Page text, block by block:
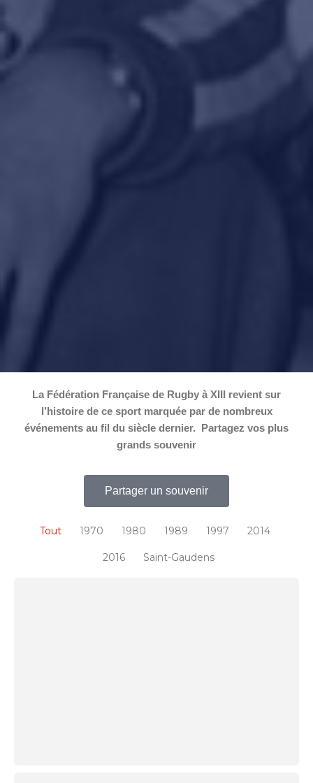
La Fédération Française de Rugby à XIII revient sur
l’histoire de ce sport marquée par de nombreux
événements au fil du siècle dernier. Partagez vos plus
grands souvenir
Partager un souvenir
Tout 1970 1980 1989 1997 2014
2016 Saint-Gaudens